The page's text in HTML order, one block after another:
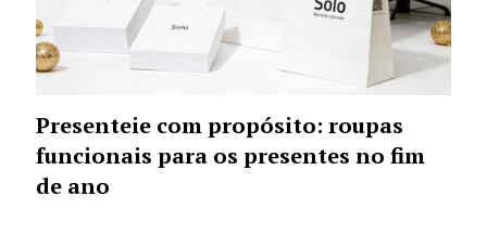
Presenteie com propósito: roupas
funcionais para os presentes no fim
de ano